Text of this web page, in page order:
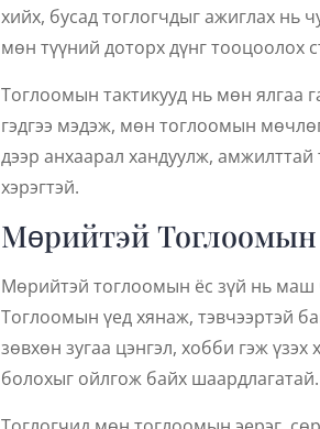
хийх, бусад тоглогчдыг ажиглах нь
мөн түүний доторх дүнг тооцоолох
Тоглоомын тактикууд нь мөн ялгаа
гэдгээ мэдэж, мөн тоглоомын
дээр анхаарал хандуулж, амжилттай
хэрэгтэй.
Мөрийтэй Тоглоомын
Мөрийтэй тоглоомын ёс зүй нь маш
Тоглоомын үед хянаж, тэвчээртэй
зөвхөн зугаа цэнгэл, хобби гэж
болохыг ойлгож байх шаардлагатай.